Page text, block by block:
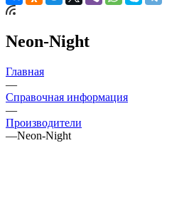
Neon-Night
Главная
—
Справочная информация
—
Производители
—Neon-Night